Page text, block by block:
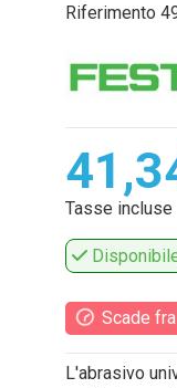
Riferimento
Tasse incluse
Scade fra
L'abrasivo